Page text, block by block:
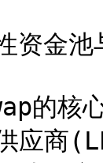
资金池
的核
应商